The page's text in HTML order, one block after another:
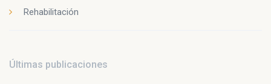
Rehabilitación
Últimas publicaciones